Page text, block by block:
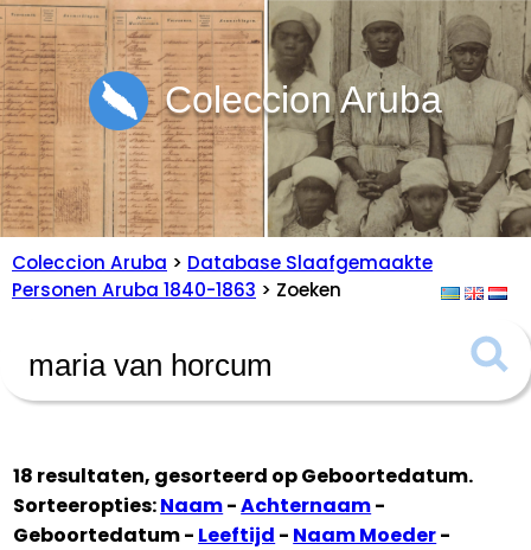
Coleccion Aruba
Coleccion Aruba > Database Slaafgemaakte
Personen Aruba 1840-1863 > Zoeken
18 resultaten, gesorteerd opGeboortedatum.
Sorteeropties:Naam-Achternaam-
Geboortedatum - Leeftijd - Naam Moeder-